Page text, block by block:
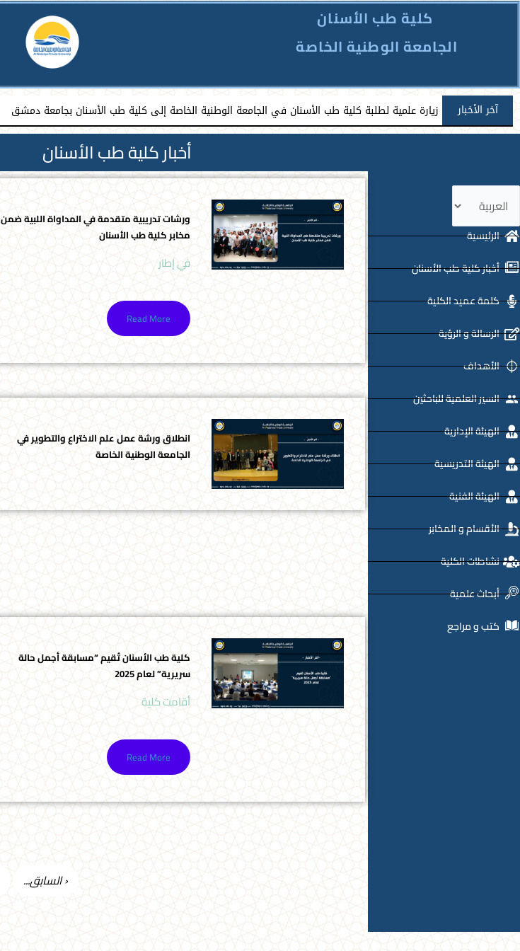
كلية طب الأسنان
الجامعة الوطنية الخاصة
آخر الأخبار زيارة علمية لطلبة كلية طب الأسنان في الجامعة الوطنية الخاصة إلى كلية طب الأسنان بجامعة دمشق
أخبار كلية طب الأسنان
لغة
الرئيسية
أخبار كلية طب الأسنان
كلمة عميد الكلية
الرسالة و الرؤية
الأهداف
السير العلمية للباحثين
الهيئة الإدارية
الهيئة التدريسية
الهيئة الفنية
الأقسام و المخابر
نشاطات الكلية
أبحاث علمية
كتب و مراجع
ورشات تدريبية متقدمة في المداواة اللبية ضمن
مخابر كلية طب الأسنان
في إطار
Read More
انطلاق ورشة عمل علم الاختراع والتطوير في
الجامعة الوطنية الخاصة
كلية طب الأسنان تُقيم “مسابقة أجمل حالة
سريرية” لعام 2025
أقامت كلية
Read More
‹ السابق...